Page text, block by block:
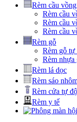
Rèm cầu vồng
Rèm cầu
Rèm cầu
Rèm cầu
Rèm gỗ
Rèm gỗ tự
Rèm nhựa
Rèm lá dọc
Rèm sáo
Rèm cửa tự
Rèm y tế